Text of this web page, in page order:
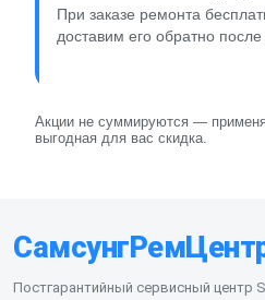
При заказе ремонта
доставим его обратно
Акции не суммируются —
выгодная для вас скидка.
Постгарантийный сервисный центр